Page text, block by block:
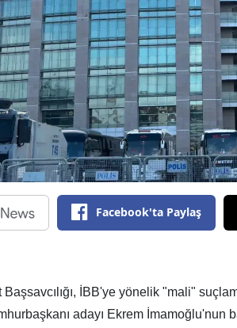
Facebook'ta Paylaş
Başsavcılığı, İBB'ye yönelik "mali"
adayı Ekrem İmamoğlu'nun